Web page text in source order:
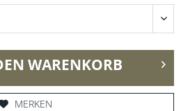
WARENKORB
MERKEN